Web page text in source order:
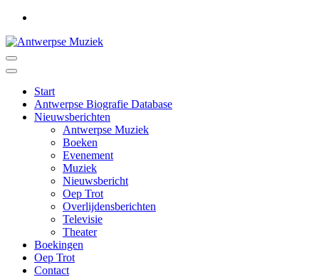
inhoud
(druk
op
Start
Antwerpse Biografie Database
Nieuwsberichten
Antwerpse Muziek
Boeken
Evenement
Muziek
Nieuwsbericht
Oep Trot
Overlijdensberichten
Televisie
Theater
Boekingen
Oep Trot
Contact